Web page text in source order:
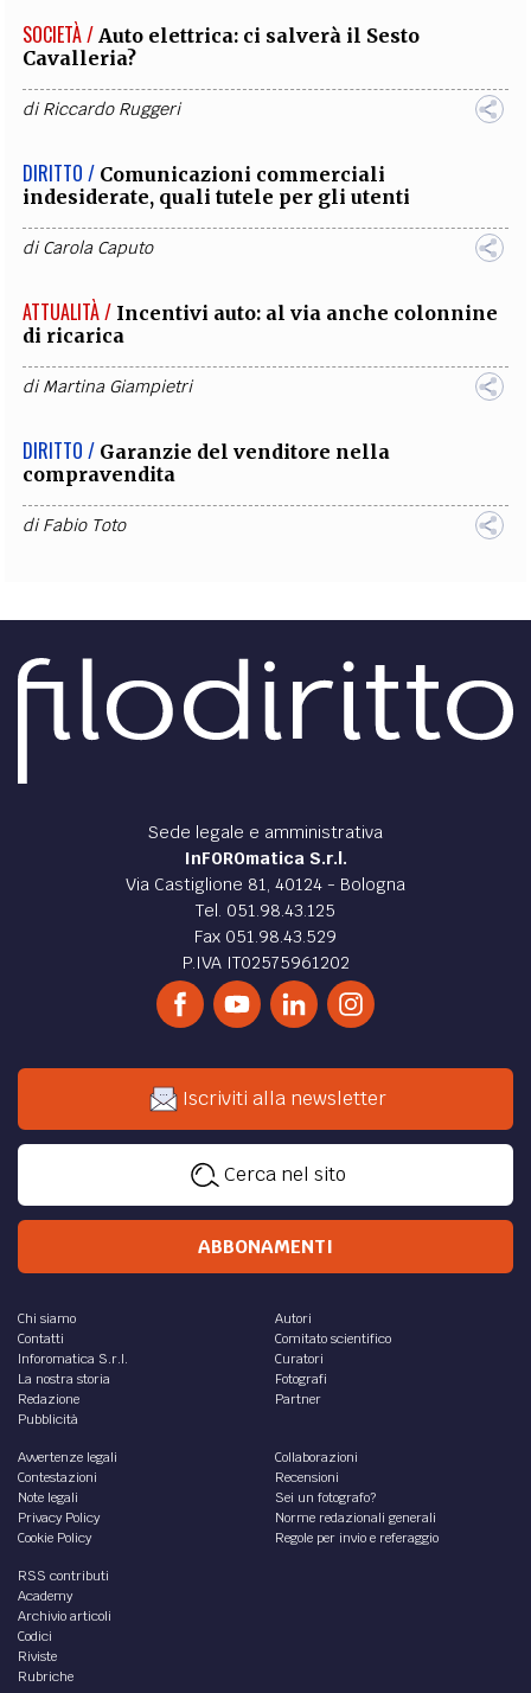
SOCIETÀ / Auto elettrica: ci salverà il Sesto
Cavalleria?
diRiccardo Ruggeri
DIRITTO / Comunicazioni commerciali
indesiderate, quali tutele per gli utenti
diCarola Caputo
ATTUALITÀ / Incentivi auto: al via anche colonnine
di ricarica
diMartina Giampietri
DIRITTO / Garanzie del venditore nella
compravendita
diFabio Toto
Sede legale e amministrativa
InFOROmatica S.r.l.
Via Castiglione 81, 40124 - Bologna
Tel. 051.98.43.125
Fax 051.98.43.529
P.IVA IT02575961202
Iscriviti alla newsletter
Cerca nel sito
ABBONAMENTI
Chi siamo
Contatti
Inforomatica S.r.l.
La nostra storia
Redazione
Pubblicità
Autori
Comitato scientifico
Curatori
Fotografi
Partner
Avvertenze legali
Contestazioni
Note legali
Privacy Policy
Cookie Policy
Collaborazioni
Recensioni
Sei un fotografo?
Norme redazionali generali
Regole per invio e referaggio
RSS contributi
Academy
Archivio articoli
Codici
Riviste
Rubriche